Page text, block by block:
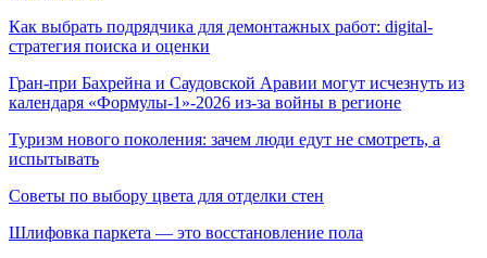
Как выбрать подрядчика для демонтажных работ: digital-
стратегия поиска и оценки
Гран-при Бахрейна и Саудовской Аравии могут исчезнуть из
календаря «Формулы-1»-2026 из-за войны в регионе
Туризм нового поколения: зачем люди едут не смотреть, а
испытывать
Советы по выбору цвета для отделки стен
Шлифовка паркета — это восстановление пола